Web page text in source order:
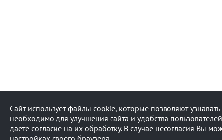
Сайт использует файлы cookie, которые позволяют
необходимо для улучшения сайта и удобства
даете согласие на их обработку. В случае несогласия Вы
настройках своего браузера.